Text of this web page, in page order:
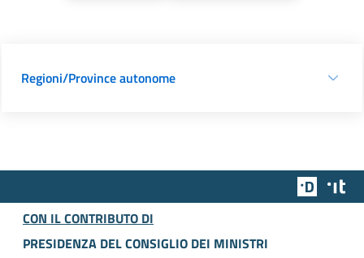
Regioni/Province autonome
Team
CON IL CONTRIBUTO DI
PRESIDENZA DEL CONSIGLIO DEI MINISTRI